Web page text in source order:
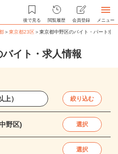
後で見る 閲覧履歴 会員登録 メニュー
＞東京都23区＞東京都中野区のバイト・パート求
イト・求人情報
絞り込む
野区) 選択
選択